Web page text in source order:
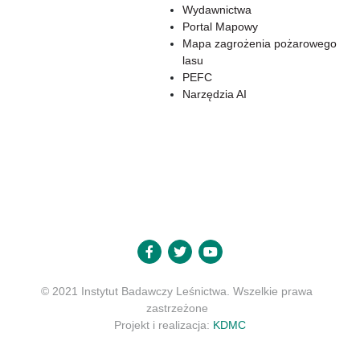
Wydawnictwa
Portal Mapowy
Mapa zagrożenia pożarowego
lasu
PEFC
Narzędzia AI
© 2021 Instytut Badawczy Leśnictwa. Wszelkie prawa
zastrzeżone
Projekt i realizacja: KDMC